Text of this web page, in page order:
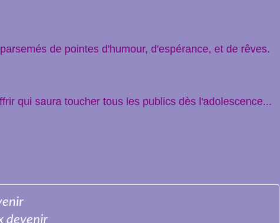
de pointes d'humour, d'espérance, et de rêves.
qui saura toucher tous les publics dès l'adolescence...
devenir